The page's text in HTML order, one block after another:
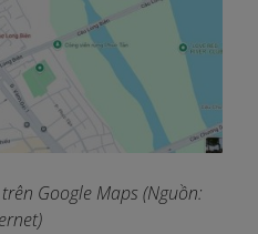
Google Maps (Nguồn: